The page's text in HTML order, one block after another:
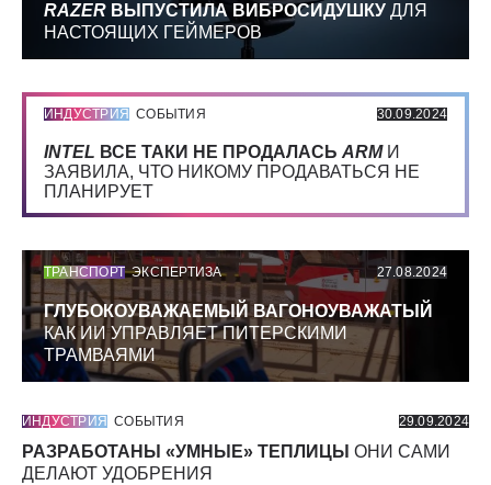
RAZER ВЫПУСТИЛА ВИБРОСИДУШКУ ДЛЯ
НАСТОЯЩИХ ГЕЙМЕРОВ
ИНДУСТРИЯ СОБЫТИЯ 30.09.2024
INTEL ВСЕ ТАКИ НЕ ПРОДАЛАСЬ ARMИ
ЗАЯВИЛА, ЧТО НИКОМУ ПРОДАВАТЬСЯ НЕ
ПЛАНИРУЕТ
ТРАНСПОРТ ЭКСПЕРТИЗА 27.08.2024
ГЛУБОКОУВАЖАЕМЫЙ ВАГОНОУВАЖАТЫЙ
КАК ИИ УПРАВЛЯЕТ ПИТЕРСКИМИ
ТРАМВАЯМИ
ИНДУСТРИЯ СОБЫТИЯ 29.09.2024
РАЗРАБОТАНЫ «УМНЫЕ» ТЕПЛИЦЫ ОНИ САМИ
ДЕЛАЮТ УДОБРЕНИЯ